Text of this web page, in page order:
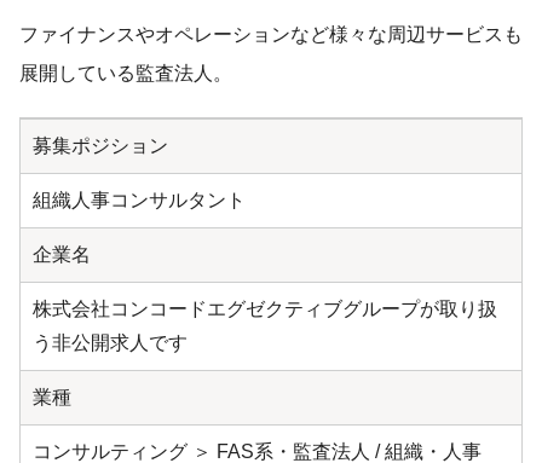
ファイナンスやオペレーションなど様々な周辺サービスも
展開している監査法人。
募集ポジション
組織人事コンサルタント
企業名
株式会社コンコードエグゼクティブグループが取り扱
う非公開求人です
業種
コンサルティング ＞ FAS系・監査法人 / 組織・人事